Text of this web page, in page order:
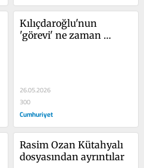
Kılıçdaroğlu'nun
'görevi' ne zaman
26.05.2026
300
Cumhuriyet
Rasim Ozan Kütahyalı
dosyasından ayrıntılar